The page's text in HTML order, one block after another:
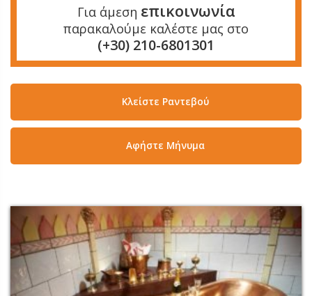
Για άμεση επικοινωνία
παρακαλούμε καλέστε μας στο
(+30) 210-6801301
Κλείστε Ραντεβού
Aφήστε Μήνυμα